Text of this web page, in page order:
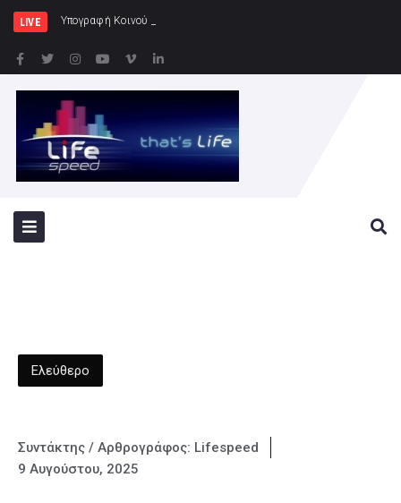
LIVE Υπογραφή Κοινού Σχεδίου Δράσης Ελλάδας
Ελεύθερο
Συντάκτης / Αρθρογράφος: Lifespeed
9 Αυγούστου, 2025